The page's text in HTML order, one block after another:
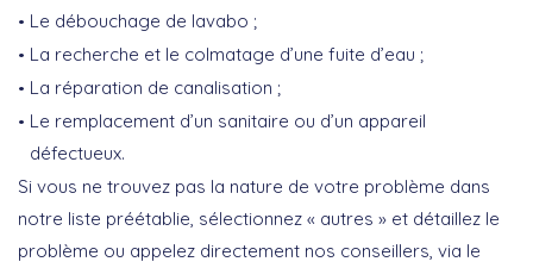
Le débouchage de lavabo ;
La recherche et le colmatage d’une fuite d’eau ;
La réparation de canalisation ;
Le remplacement d’un sanitaire ou d’un appareil
défectueux.
Si vous ne trouvez pas la nature de votre problème dans
notre liste préétablie, sélectionnez « autres » et détaillez le
problème ou appelez directement nos conseillers, via le